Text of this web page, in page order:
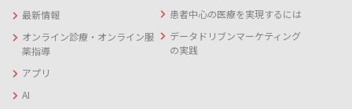
最新情報
オンライン診療・オンライン服
薬指導
アプリ
AI
患者中心の医療を実現するには
データドリブンマーケティング
の実践